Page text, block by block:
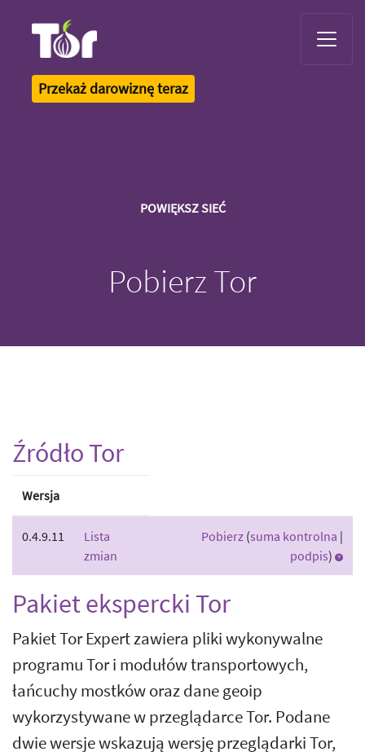
Przekaż darowiznę teraz
POWIĘKSZ SIEĆ
Pobierz Tor
Źródło Tor
Wersja
0.4.9.11
Lista
zmian
Pobierz (suma kontrolna |
podpis)
Pakiet ekspercki Tor
Pakiet Tor Expert zawiera pliki wykonywalne
programu Tor i modułów transportowych,
łańcuchy mostków oraz dane geoip
wykorzystywane w przeglądarce Tor. Podane
dwie wersje wskazują wersję przeglądarki Tor,